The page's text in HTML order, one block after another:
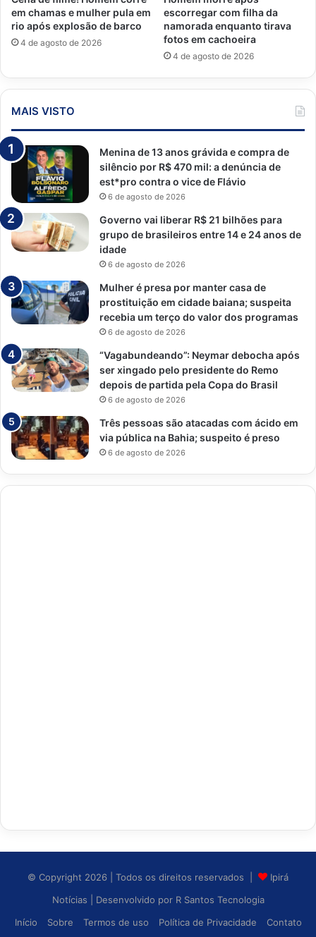
em chamas e mulher pula em
rio após explosão de barco
4 de agosto de 2026
escorregar com filha da
namorada enquanto tirava
fotos em cachoeira
4 de agosto de 2026
MAIS VISTO
Menina de 13 anos grávida e compra de
silêncio por R$ 470 mil: a denúncia de
est*pro contra o vice de Flávio
6 de agosto de 2026
Governo vai liberar R$ 21 bilhões para
grupo de brasileiros entre 14 e 24 anos de
idade
6 de agosto de 2026
Mulher é presa por manter casa de
prostituição em cidade baiana; suspeita
recebia um terço do valor dos programas
6 de agosto de 2026
“Vagabundeando”: Neymar debocha após
ser xingado pelo presidente do Remo
depois de partida pela Copa do Brasil
6 de agosto de 2026
Três pessoas são atacadas com ácido em
via pública na Bahia; suspeito é preso
6 de agosto de 2026
© Copyright 2026 | Todos os direitos reservados |
Ipirá
Notícias
| Desenvolvido por R Santos Tecnologia
Início
Sobre Termos de uso Política de Privacidade Contato